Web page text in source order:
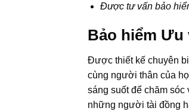
Được tư vấn bảo
Bảo hiểm Ưu
Được thiết kế chuyên
cùng người thân của
sáng suốt để chăm
những người tài đồng